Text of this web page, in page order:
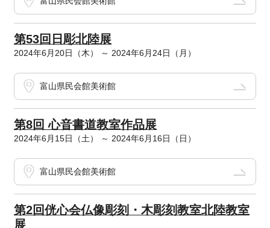
第53回日彫北陸展
2024年6月20日（木） ～ 2024年6月24日（月）
富山県民会館美術館
第8回 心音書道教室作品展
2024年6月15日（土） ～ 2024年6月16日（日）
富山県民会館美術館
第2回侊心会仏像彫刻・木彫刻教室北陸教室
展